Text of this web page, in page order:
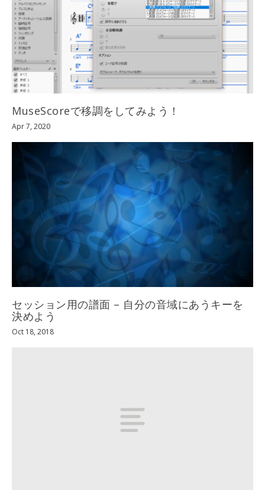
MuseScoreで移調をしてみよう！
Apr 7, 2020
セッション用の譜面 – 自分の音域にあうキーを
決めよう
Oct 18, 2018